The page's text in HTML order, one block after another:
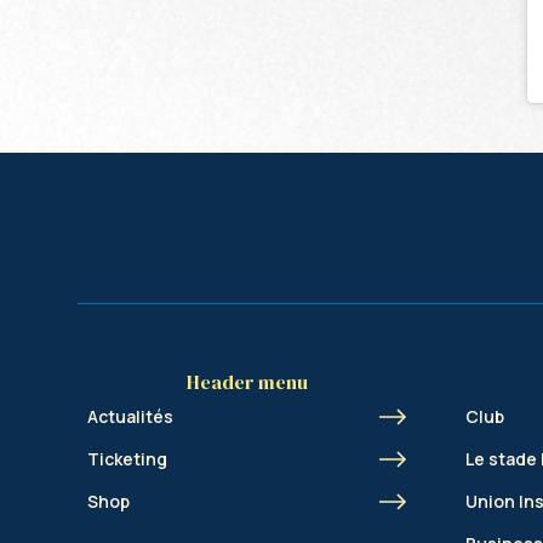
Header menu
Actualités
Ticketing
Shop
Club
Le stade
Union